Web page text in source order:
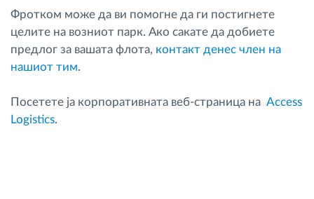
Фротком може да ви помогне да ги постигнете
целите на возниот парк. Ако сакате да добиете
предлог за вашата флота, контакт денес член на
нашиот тим.
Посетете ја корпоративната веб-страница на Access
Logistics.